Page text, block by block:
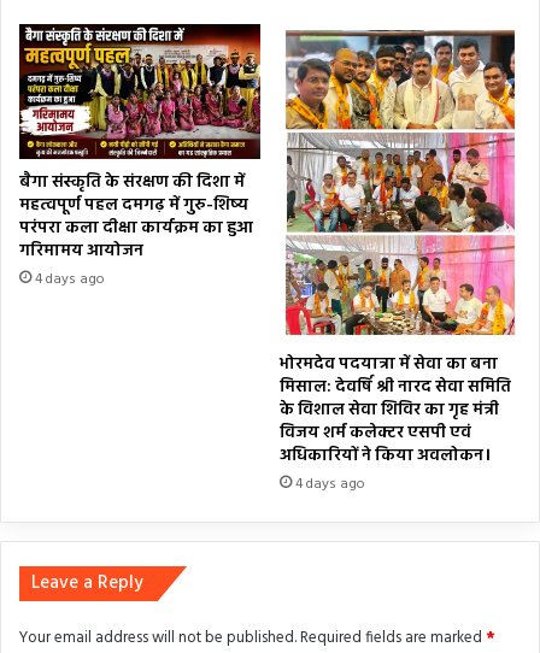
बैगा संस्कृति के संरक्षण की दिशा में
महत्वपूर्ण पहल दमगढ़ में गुरु-शिष्य
परंपरा कला दीक्षा कार्यक्रम का हुआ
गरिमामय आयोजन
4 days ago
भोरमदेव पदयात्रा में सेवा का बना
मिसाल: देवर्षि श्री नारद सेवा समिति
के विशाल सेवा शिविर का गृह मंत्री
विजय शर्म कलेक्टर एसपी एवं
अधिकारियों ने किया अवलोकन।
4 days ago
Leave a Reply
Your email address will not be published.Required fields are marked *